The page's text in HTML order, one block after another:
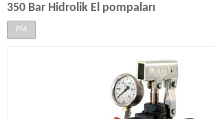
350 Bar Hidrolik El pompaları
PM